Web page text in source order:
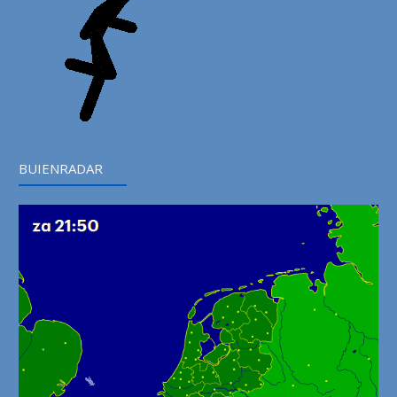
BUIENRADAR